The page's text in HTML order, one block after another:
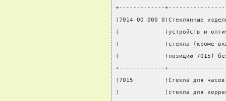
+-------------
¦7014 00 000 0¦Стеклянные
¦             ¦устройств и
¦             ¦стекла (кроме
¦             ¦позицию 7015)
+-------------
¦7015         ¦Стекла для
¦             ¦стекла для